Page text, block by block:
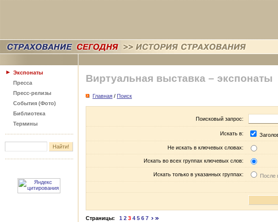
Экспонаты
Пресса
Пресс-релизы
События (Фото)
Библиотека
Термины
Виртуальная выставка – экспонаты
Главная / Поиск
Поисковый запрос:
Искать в:
Не искать в ключевых словах:
Искать во всех группах ключевых слов:
Искать только в указанных группах: После
Страницы: 1 2 3 4 5 6 7